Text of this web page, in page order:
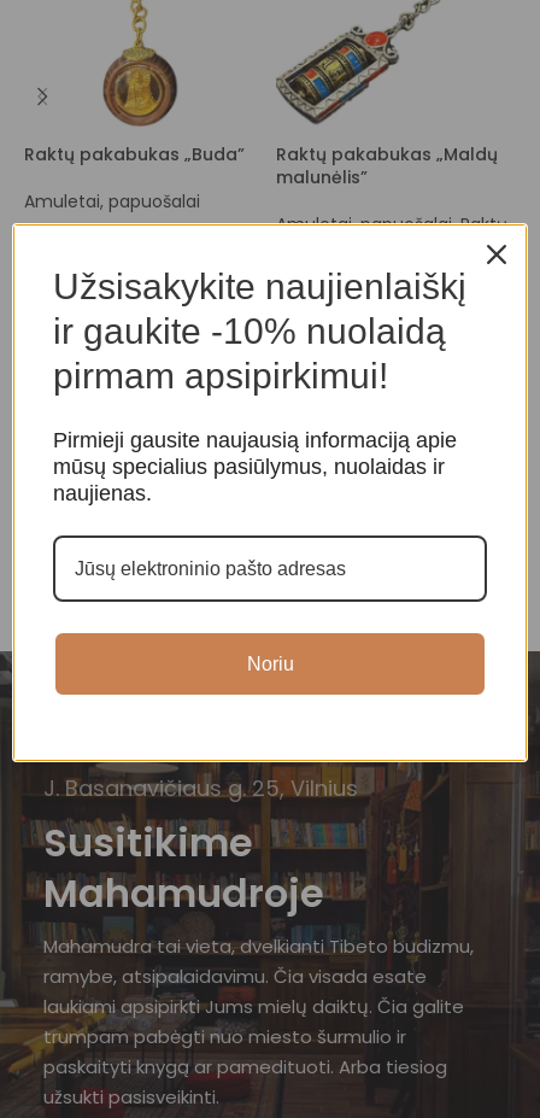
Raktų pakabukas „Buda”
Amuletai, papuošalai
10,00€
Raktų pakabukas „Maldų
malunėlis”
Amuletai, papuošalai, Raktų
10,00 €
J. Basanavičiaus g. 25, Vilnius
Susitikime
Mahamudroje
Mahamudra tai vieta, dvelkianti Tibeto budizmu,
ramybe, atsipalaidavimu. Čia visada esate
laukiami apsipirkti Jums mielų daiktų. Čia galite
trumpam pabėgti nuo miesto šurmulio ir
paskaityti knygą ar pamedituoti. Arba tiesiog
užsukti pasisveikinti.
Užsisakykite naujienlaiškį
ir gaukite -10% nuolaidą
pirmam apsipirkimui!
Pirmieji gausite naujausią informaciją apie
mūsų specialius pasiūlymus, nuolaidas ir
naujienas.
Noriu